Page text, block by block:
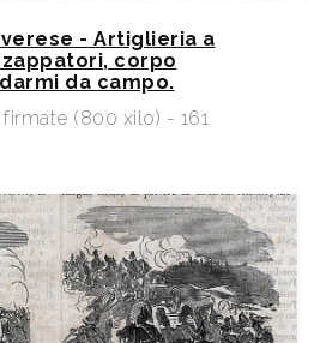
- Artiglieria a
corpo
da campo.
(800 xilo) - 161